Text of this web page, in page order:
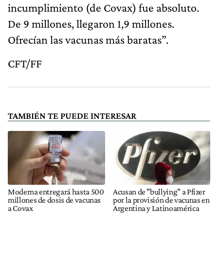
incumplimiento (de Covax) fue absoluto.
De 9 millones, llegaron 1,9 millones.
Ofrecían las vacunas más baratas”.
CFT/FF
TAMBIÉN TE PUEDE INTERESAR
Moderna entregará hasta 500
millones de dosis de vacunas
a Covax
Acusan de "bullying" a Pfizer
por la provisión de vacunas en
Argentina y Latinoamérica